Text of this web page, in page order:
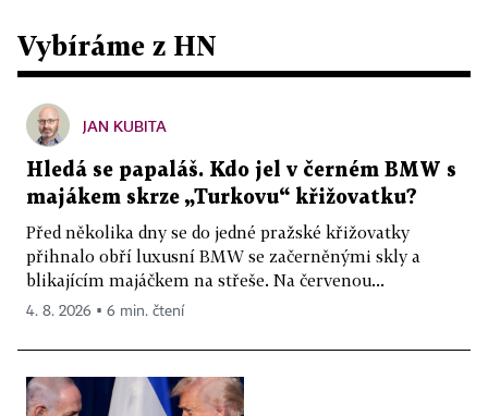
Vybíráme z HN
JAN KUBITA
Hledá se papaláš. Kdo jel v černém BMW s
majákem skrze „Turkovu“ křižovatku?
Před několika dny se do jedné pražské křižovatky
přihnalo obří luxusní BMW se začerněnými skly a
blikajícím majáčkem na střeše. Na červenou...
4. 8. 2026 ▪ 6 min. čtení